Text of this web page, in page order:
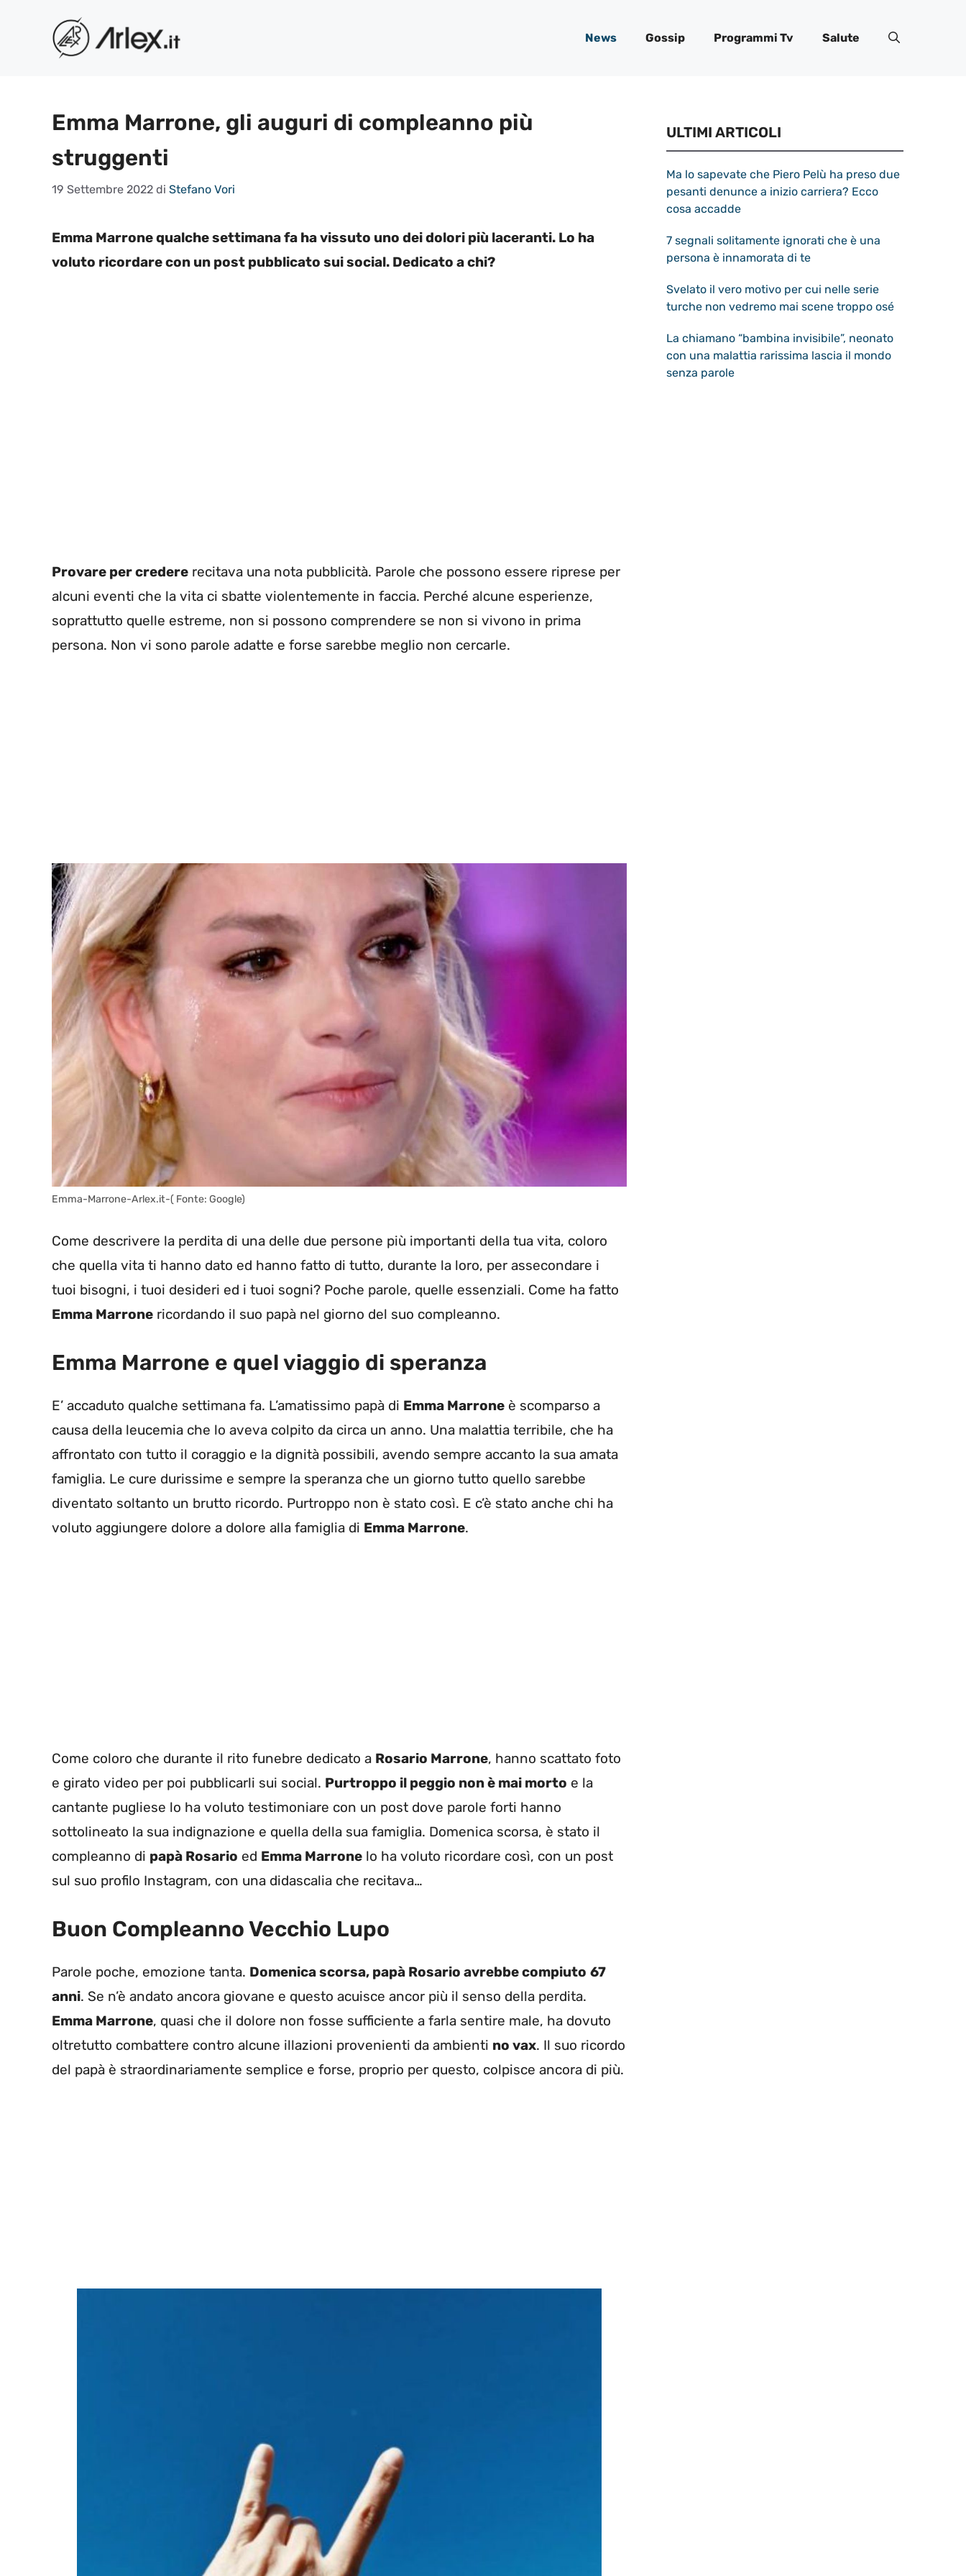
contenuto
News Gossip Programmi Tv Salute
Emma Marrone, gli auguri di compleanno più
struggenti
19 Settembre 2022 di Stefano Vori
Emma Marrone qualche settimana fa ha vissuto uno dei dolori più laceranti. Lo ha
voluto ricordare con un post pubblicato sui social. Dedicato a chi?
Provare per credere recitava una nota pubblicità. Parole che possono essere riprese per
alcuni eventi che la vita ci sbatte violentemente in faccia. Perché alcune esperienze,
soprattutto quelle estreme, non si possono comprendere se non si vivono in prima
persona. Non vi sono parole adatte e forse sarebbe meglio non cercarle.
Emma-Marrone-Arlex.it-( Fonte: Google)
Come descrivere la perdita di una delle due persone più importanti della tua vita, coloro
che quella vita ti hanno dato ed hanno fatto di tutto, durante la loro, per assecondare i
tuoi bisogni, i tuoi desideri ed i tuoi sogni? Poche parole, quelle essenziali. Come ha fatto
Emma Marrone ricordando il suo papà nel giorno del suo compleanno.
Emma Marrone e quel viaggio di speranza
E’ accaduto qualche settimana fa. L’amatissimo papà di Emma Marrone è scomparso a
causa della leucemia che lo aveva colpito da circa un anno. Una malattia terribile, che ha
affrontato con tutto il coraggio e la dignità possibili, avendo sempre accanto la sua amata
famiglia. Le cure durissime e sempre la speranza che un giorno tutto quello sarebbe
diventato soltanto un brutto ricordo. Purtroppo non è stato così. E c’è stato anche chi ha
voluto aggiungere dolore a dolore alla famiglia di Emma Marrone.
Come coloro che durante il rito funebre dedicato a Rosario Marrone, hanno scattato foto
e girato video per poi pubblicarli sui social. Purtroppo il peggio non è mai morto e la
cantante pugliese lo ha voluto testimoniare con un post dove parole forti hanno
sottolineato la sua indignazione e quella della sua famiglia. Domenica scorsa, è stato il
compleanno di papà Rosario ed Emma Marrone lo ha voluto ricordare così, con un post
sul suo profilo Instagram, con una didascalia che recitava…
Buon Compleanno Vecchio Lupo
Parole poche, emozione tanta. Domenica scorsa, papà Rosario avrebbe compiuto 67
anni. Se n’è andato ancora giovane e questo acuisce ancor più il senso della perdita.
Emma Marrone, quasi che il dolore non fosse sufficiente a farla sentire male, ha dovuto
oltretutto combattere contro alcune illazioni provenienti da ambienti no vax. Il suo ricordo
del papà è straordinariamente semplice e forse, proprio per questo, colpisce ancora di più.
ULTIMI ARTICOLI
Ma lo sapevate che Piero Pelù ha preso due
pesanti denunce a inizio carriera? Ecco
cosa accadde
7 segnali solitamente ignorati che è una
persona è innamorata di te
Svelato il vero motivo per cui nelle serie
turche non vedremo mai scene troppo osé
La chiamano “bambina invisibile”, neonato
con una malattia rarissima lascia il mondo
senza parole